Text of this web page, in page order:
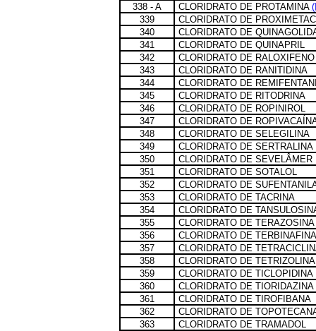
338 - A
CLORIDRATO DE PROTAMINA
339
CLORIDRATO DE
340
CLORIDRATO DE
341
CLORIDRATO DE QUINAPRIL
342
CLORIDRATO DE RALOXIFENO
343
CLORIDRATO DE RANITIDINA
344
CLORIDRATO DE
345
CLORIDRATO DE RITODRINA
346
CLORIDRATO DE ROPINIROL
347
CLORIDRATO DE
348
CLORIDRATO DE SELEGILINA
349
CLORIDRATO DE SERTRALINA
350
CLORIDRATO DE SEVELÂMER
351
CLORIDRATO DE SOTALOL
352
CLORIDRATO DE
353
CLORIDRATO DE TACRINA
354
CLORIDRATO DE
355
CLORIDRATO DE TERAZOSINA
356
CLORIDRATO DE TERBINAFINA
357
CLORIDRATO DE
358
CLORIDRATO DE TETRIZOLINA
359
CLORIDRATO DE TICLOPIDINA
360
CLORIDRATO DE TIORIDAZINA
361
CLORIDRATO DE TIROFIBANA
362
CLORIDRATO DE
363
CLORIDRATO DE TRAMADOL